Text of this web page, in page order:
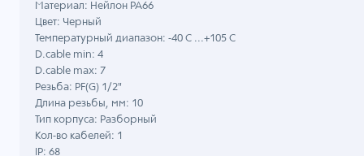
Материал: Нейлон PA66
Цвет: Черный
Температурный диапазон: -40 C ...+105 C
D.cable min: 4
D.cable max: 7
Резьба: PF(G) 1/2"
Длина резьбы, мм: 10
Тип корпуса: Разборный
Кол-во кабелей: 1
IP: 68